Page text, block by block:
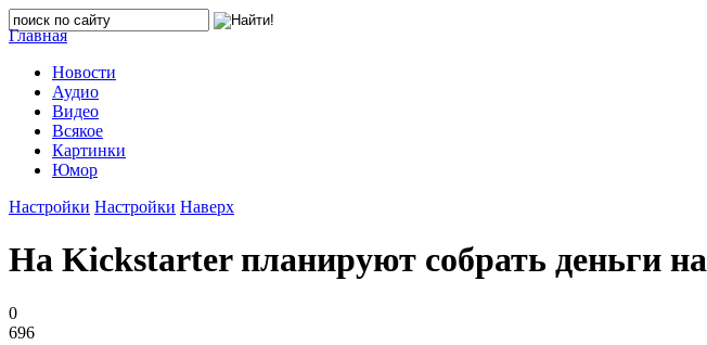
Главная
Новости
Аудио
Видео
Всякое
Картинки
Юмор
Настройки Настройки Наверх
На Kickstarter планируют собрать деньги
0
696